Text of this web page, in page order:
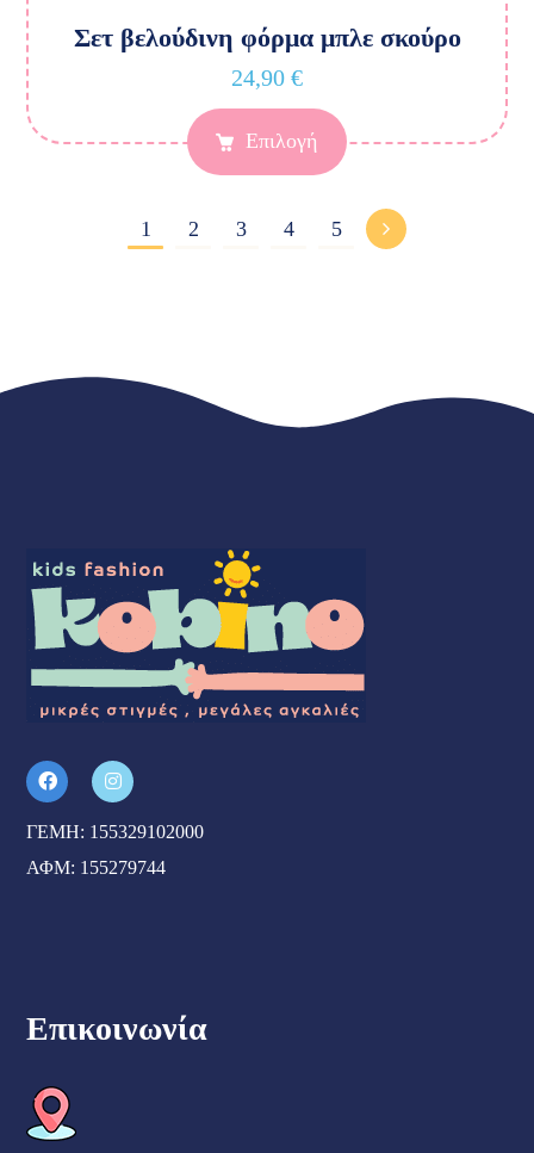
Σετ βελούδινη φόρμα μπλε σκούρο
24,90 €
Επιλογή
1 2 3 4 5
ΓΕΜΗ: 155329102000
ΑΦΜ: 155279744
Επικοινωνία